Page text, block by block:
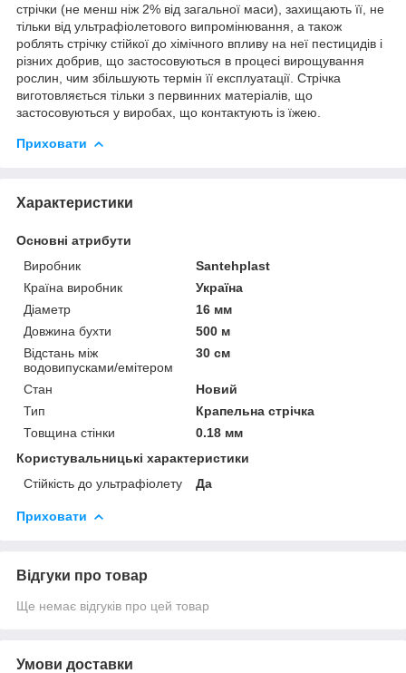
стрічки (не менш ніж 2% від загальної маси), захищають її, не
тільки від ультрафіолетового випромінювання, а також
роблять стрічку стійкої до хімічного впливу на неї пестицидів і
різних добрив, що застосовуються в процесі вирощування
рослин, чим збільшують термін її експлуатації. Стрічка
виготовляється тільки з первинних матеріалів, що
застосовуються у виробах, що контактують із їжею.
Приховати
Характеристики
Основні атрибути
Виробник
Santehplast
Країна виробник
Україна
Діаметр
16 мм
Довжина бухти
500 м
Відстань між
водовипусками/емітером
30 см
Стан
Новий
Тип
Крапельна стрічка
Товщина стінки
0.18 мм
Користувальницькі характеристики
Стійкість до ультрафіолету
Да
Приховати
Відгуки про товар
Ще немає відгуків про цей товар
Умови доставки